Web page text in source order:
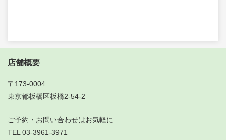
店舗概要
〒173-0004
東京都板橋区板橋2-54-2
ご予約・お問い合わせはお気軽に
TEL 03-3961-3971